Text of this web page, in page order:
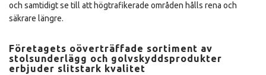
och samtidigt se till att högtrafikerade områden hålls rena och
säkrare längre.
Företagets oöverträffade sortiment av
stolsunderlägg och golvskyddsprodukter
erbjuder slitstark kvalitet